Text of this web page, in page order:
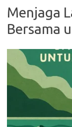
Menjaga
Bersama